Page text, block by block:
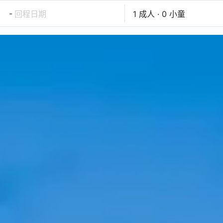
- 回程日期 1 成人 · 0 小童